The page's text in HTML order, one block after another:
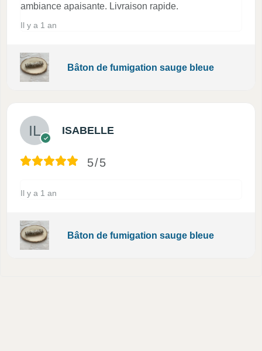
ambiance apaisante. Livraison rapide.
Il y a 1 an
Bâton de fumigation sauge bleue
ISABELLE
5/5
Il y a 1 an
Bâton de fumigation sauge bleue